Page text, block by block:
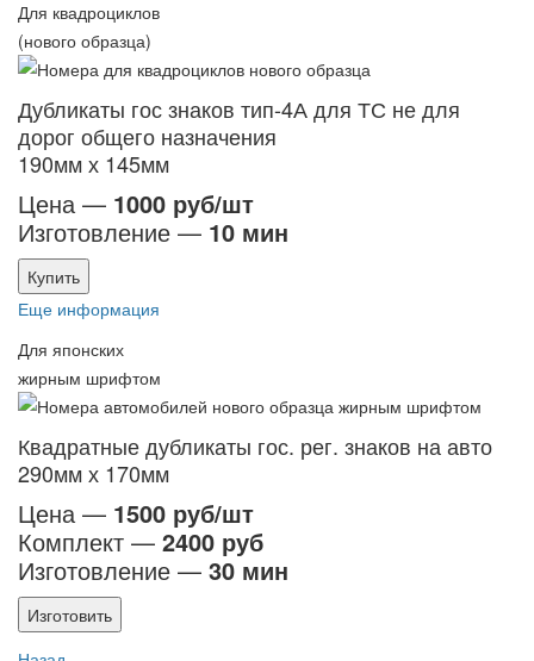
Для квадроциклов
(нового образца)
Дубликаты гос знаков тип-4А для ТС не для
дорог общего назначения
190мм х 145мм
Цена — 1000 руб/шт
Изготовление — 10 мин
Купить
Еще информация
Для японских
жирным шрифтом
Квадратные дубликаты гос. рег. знаков на авто
290мм х 170мм
Цена — 1500 руб/шт
Комплект — 2400 руб
Изготовление — 30 мин
Изготовить